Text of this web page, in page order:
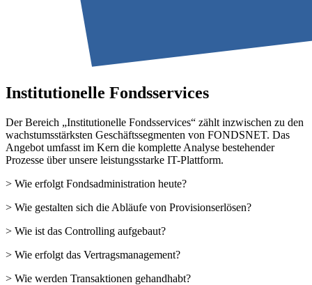
Institutionelle Fondsservices
Der Bereich „Institutionelle Fondsservices“ zählt inzwischen zu den
wachstumsstärksten Geschäftssegmenten von FONDSNET. Das
Angebot umfasst im Kern die komplette Analyse bestehender
Prozesse über unsere leistungsstarke IT-Plattform.
> Wie erfolgt Fondsadministration heute?
> Wie gestalten sich die Abläufe von Provisionserlösen?
> Wie ist das Controlling aufgebaut?
> Wie erfolgt das Vertragsmanagement?
> Wie werden Transaktionen gehandhabt?